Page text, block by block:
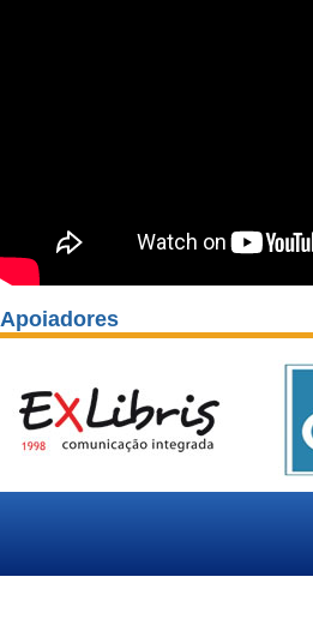
Apoiadores